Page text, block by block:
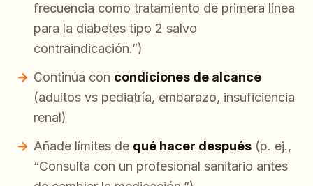
frecuencia como tratamiento de primera línea
para la diabetes tipo 2 salvo
contraindicación.”)
Continúa con condiciones de alcance
(adultos vs pediatría, embarazo, insuficiencia
renal)
Añade límites de qué hacer después (p. ej.,
“Consulta con un profesional sanitario antes